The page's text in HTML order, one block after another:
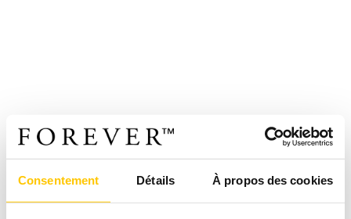
Consentement Détails À propos des cookies